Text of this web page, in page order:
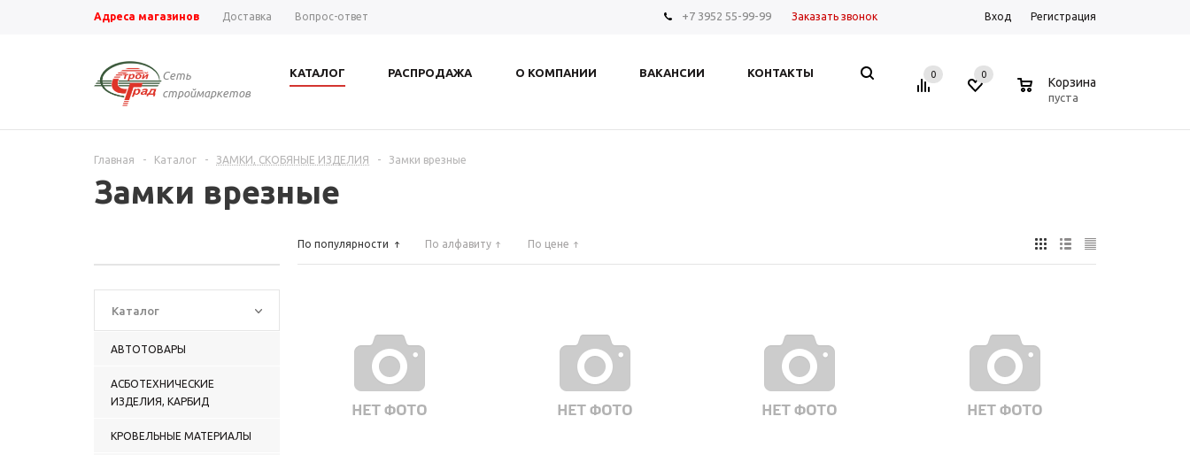
Адреса магазинов Доставка Вопрос-ответ +7 3952 55-99-99 Заказать звонок Вход Регистрация
Сеть
строймаркетов
КАТАЛОГ РАСПРОДАЖА О КОМПАНИИ ВАКАНСИИ КОНТАКТЫ 0 0
Корзина
пуста
Главная - Каталог - ЗАМКИ, СКОБЯНЫЕ ИЗДЕЛИЯ - Замки врезные
Замки врезные
Каталог
АВТОТОВАРЫ
АСБОТЕХНИЧЕСКИЕ
ИЗДЕЛИЯ, КАРБИД
КРОВЕЛЬНЫЕ МАТЕРИАЛЫ
По популярности По алфавиту По цене